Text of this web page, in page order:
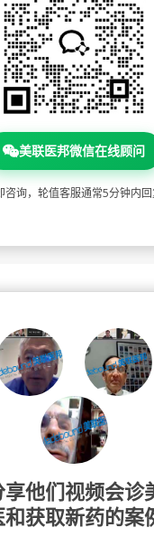
美联医邦微信在线顾问
咨询，轮值客服通常5分钟内
他们视频会诊
获取新药的案